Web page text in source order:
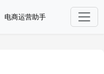
电商运营助手